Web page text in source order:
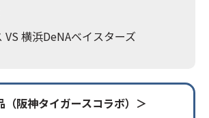
VS 横浜DeNAベイスターズ
（阪神タイガースコラボ）＞